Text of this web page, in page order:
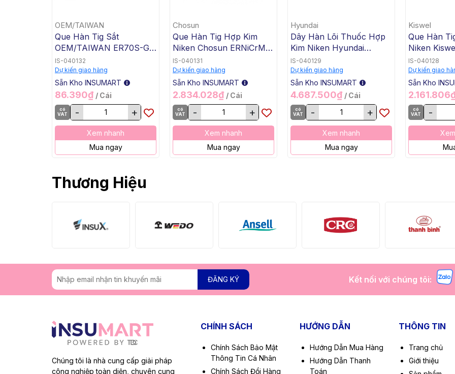
OEM/TAIWAN
Que Hàn Tig Sắt
OEM/TAIWAN ER70S-G
TG-50, 1.6x1000mm, 5 Kg
/ Hộp, 20 Kg / Thùng
IS-040132
Dự kiến giao hàng
Sẵn Kho INSUMART
86.390₫ / Cái
có
VAT
- +
Xem nhanh
Mua ngay
Chosun
Que Hàn Tig Hợp Kim
Niken Chosun ERNiCrMo-
3 TGC-625, 2.4x1000mm,
5 Kg / Hộp, 20 Kg /
Thùng
IS-040131
Dự kiến giao hàng
Sẵn Kho INSUMART
2.834.028₫ / Cái
có
VAT
- +
Xem nhanh
Mua ngay
Hyundai
Dây Hàn Lõi Thuốc Hợp
Kim Niken Hyundai
ENiCrMo-3 T1-1/4 SW-
625, 1.2mm, 15 Kg / Cuộn
IS-040129
Dự kiến giao hàng
Sẵn Kho INSUMART
4.687.500₫ / Cái
có
VAT
- +
Xem nhanh
Mua ngay
Kiswel
Que Hàn
Niken
KW-T82,
Kg / Hộp,
IS-040128
Dự kiến giao
Sẵn Kho
có
VAT
-
Thương Hiệu
ĐĂNG KÝ Kết nối với chúng tôi:
Chúng tôi là nhà cung cấp giải pháp
công nghiệp toàn diện, chuyên cung
CHÍNH SÁCH
Chính Sách Bảo Mật
Thông Tin Cá Nhân
Chính Sách Đổi Hàng
HƯỚNG DẪN
Hướng Dẫn Mua Hàng
Hướng Dẫn Thanh
Toán
THÔNG TIN
Trang chủ
Giới thiệu